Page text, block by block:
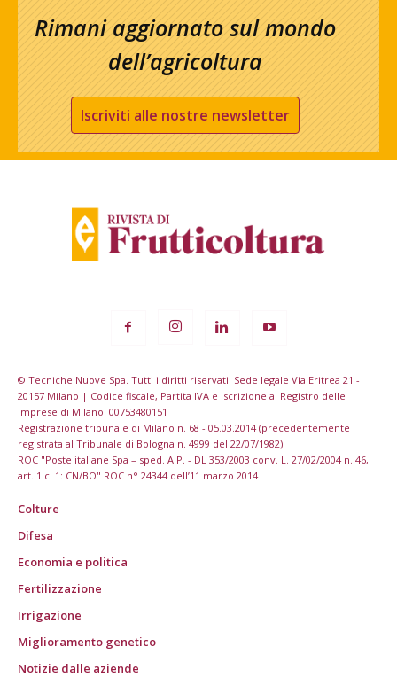
Rimani aggiornato sul mondo
dell’agricoltura
Iscriviti alle nostre newsletter
© Tecniche Nuove Spa. Tutti i diritti riservati. Sede legale Via Eritrea 21 -
20157 Milano | Codice fiscale, Partita IVA e Iscrizione al Registro delle
imprese di Milano: 00753480151
Registrazione tribunale di Milano n. 68 - 05.03.2014 (precedentemente
registrata al Tribunale di Bologna n. 4999 del 22/07/1982)
ROC "Poste italiane Spa – sped. A.P. - DL 353/2003 conv. L. 27/02/2004 n. 46,
art. 1 c. 1: CN/BO" ROC n° 24344 dell’11 marzo 2014
Colture
Difesa
Economia e politica
Fertilizzazione
Irrigazione
Miglioramento genetico
Notizie dalle aziende